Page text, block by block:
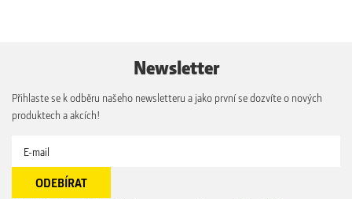
Newsletter
Přihlaste se k odběru našeho newsletteru a jako první se dozvíte o nových
produktech a akcích!